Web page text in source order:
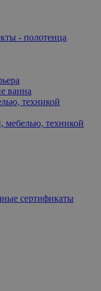
- полотенца
ванна
техникой
мебелью, техникой
сертификаты